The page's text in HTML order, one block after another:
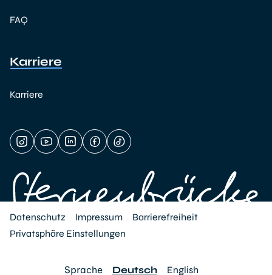
FAQ
Karriere
Karriere
Datenschutz Impressum
Barrierefreiheit
Privatsphäre Einstellungen
Sprache Deutsch English